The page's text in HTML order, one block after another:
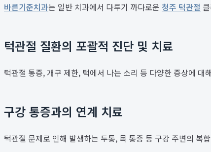
바른기준치과는 일반 치과에서 다루기 까다로운 청주 턱관절
턱관절 질환의 포괄적 진단 및 치료
턱관절 통증, 개구 제한, 턱에서 나는 소리 등 다양한 증상에
구강 통증과의 연계 치료
턱관절 문제로 인해 발생하는 두통, 목 통증 등 구강 주변의 복